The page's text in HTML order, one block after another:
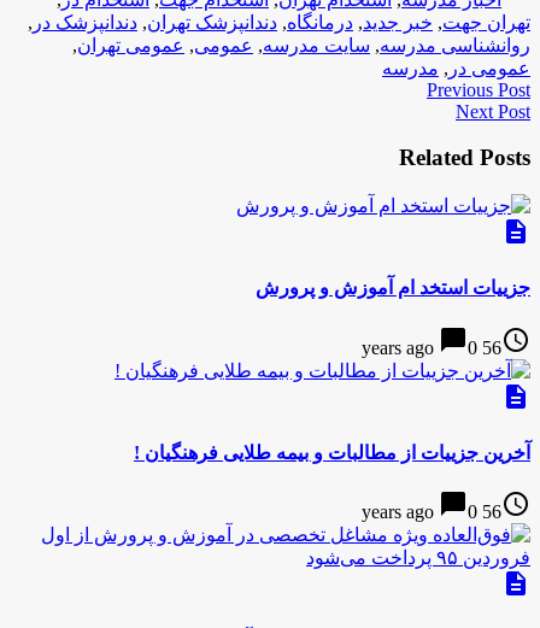
تهران جهت, خبر جدید, درمانگاه, دندانپزشک تهران, دندانپزشک در ,
روانشناسی مدرسه, سایت مدرسه, عمومی, عمومی تهران,
عمومی در , مدرسه
Previous Post
Next Post
Related Posts
description
جزییات استخد ام آموزش و پرورش
access_time
56 years ago
chat_bubble0
description
آخرین جزییات از مطالبات و بیمه طلایی فرهنگیان !
access_time
56 years ago
chat_bubble0
description